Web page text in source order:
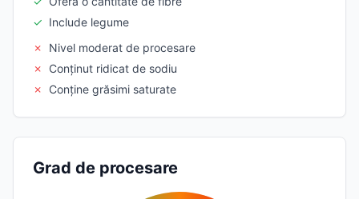
✓ Include legume
✗
Nivel moderat de procesare
✗
Conținut ridicat de sodiu
✗
Conține grăsimi saturate
Grad de procesare